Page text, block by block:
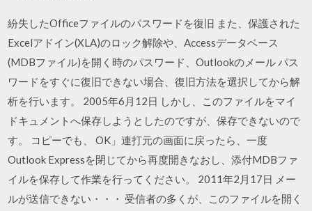
紛失したOfficeファイルのパスワードを復旧 また、保護された
Excelアドイン(XLA)のロック解除や、Accessデータベース
(MDBファイル)を開く時のパスワード、Outlookのメール パス
ワードをすぐに復旧できない場合、復旧方法を選択してから解
析を行います。 2005年6月12日 しかし、このファイルをマイ
ドキュメントへ保存しようとしたのですが、保存できないので
す。 コピーでも、 OK」連打元の画面に戻ったら、一度
Outlook Expressを閉じてから再度開きなおし、添付MDBファ
イルを保存して作業を行ってください。 2011年2月17日 メー
ルが送信できない・・・ 受信者の多くが、このファイルを開く